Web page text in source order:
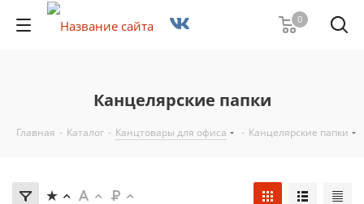
0
Канцелярские папки
Главная - Каталог - Канцтовары для офиса - Канцелярские папки